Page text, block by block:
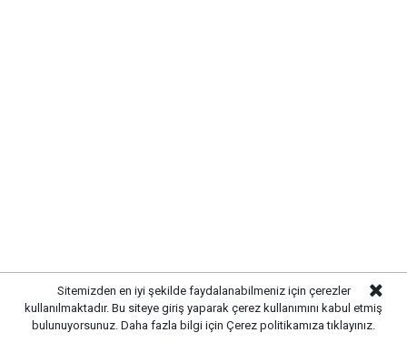
nesil sistemler, savunma sanayisinde Türkiye’nin
gücünü ortaya koyuyor.
Sitemizden en iyi şekilde faydalanabilmeniz için çerezler
kullanılmaktadır. Bu siteye giriş yaparak çerez kullanımını kabul etmiş
bulunuyorsunuz. Daha fazla bilgi için Çerez politikamıza tıklayınız.